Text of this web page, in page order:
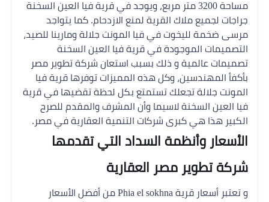
مساحة 3200 متر مربع، و
يوجد في قرية فيا العين السخنة
جراجات لجميع ملاك القرية لمنع الازدحام. كما يتواجد
مرسى ضخمة لليخوت في فيا المونت جلالة ومارينا للصيد،
التصميمات الموجودة في قرية فيا العين السخنة
تصميمات عالمية و ذلك بسبب استعان شركة تطوير مصر
بأكفأ المهندسين، وكل هذه المميزات توفرها قرية فيا
المونت جلالة تجعلك تستمتع بكل لحظة تقضيها في قرية
فيا العين السخنة لاسيما وأن المشرف والمقدم للصرح
الكبير هذا هي كبرى شركات التنمية العقارية في مصر.
الأسعار وأنظمة السداد التي تقدمها
شركة تطوير مصر العقارية
و تعتبر أسعار قرية Phia el sokhna من أفضل الأسعار